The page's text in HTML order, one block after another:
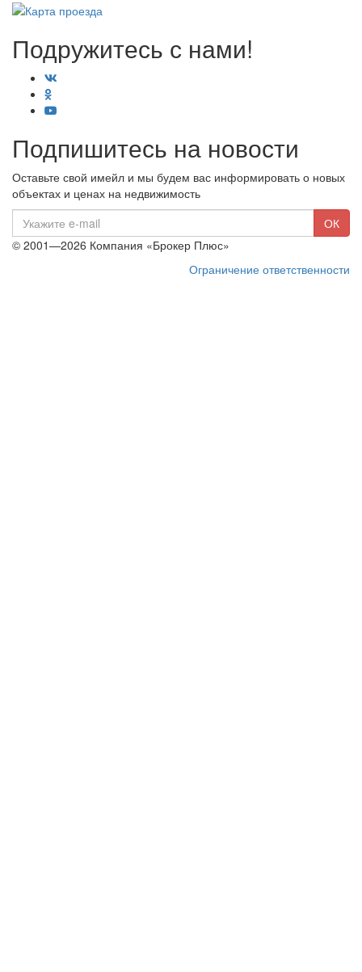
Подружитесь с нами!
Подпишитесь на новости
Оставьте свой имейл и мы будем вас информировать о новых
объектах и ценах на недвижимость
mail
ОК
© 2001—2026 Компания «Брокер Плюс»
Ограничение ответственности